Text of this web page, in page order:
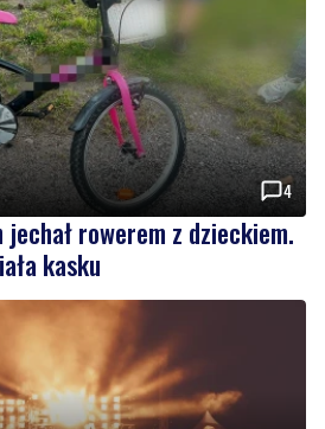
rowerem z dzieckiem.
kasku